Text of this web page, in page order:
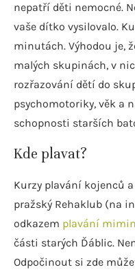
nepatří děti nemocné.
vaše dítko vysilovalo.
minutách. Výhodou je,
malých skupinách, v
rozřazování dětí do
psychomotoriky, věk a
schopnosti starších
Kde plavat?
Kurzy plavání kojenců
pražský Rehaklub (na
odkazem plavání
části starých Ďáblic.
Odpočinout si zde